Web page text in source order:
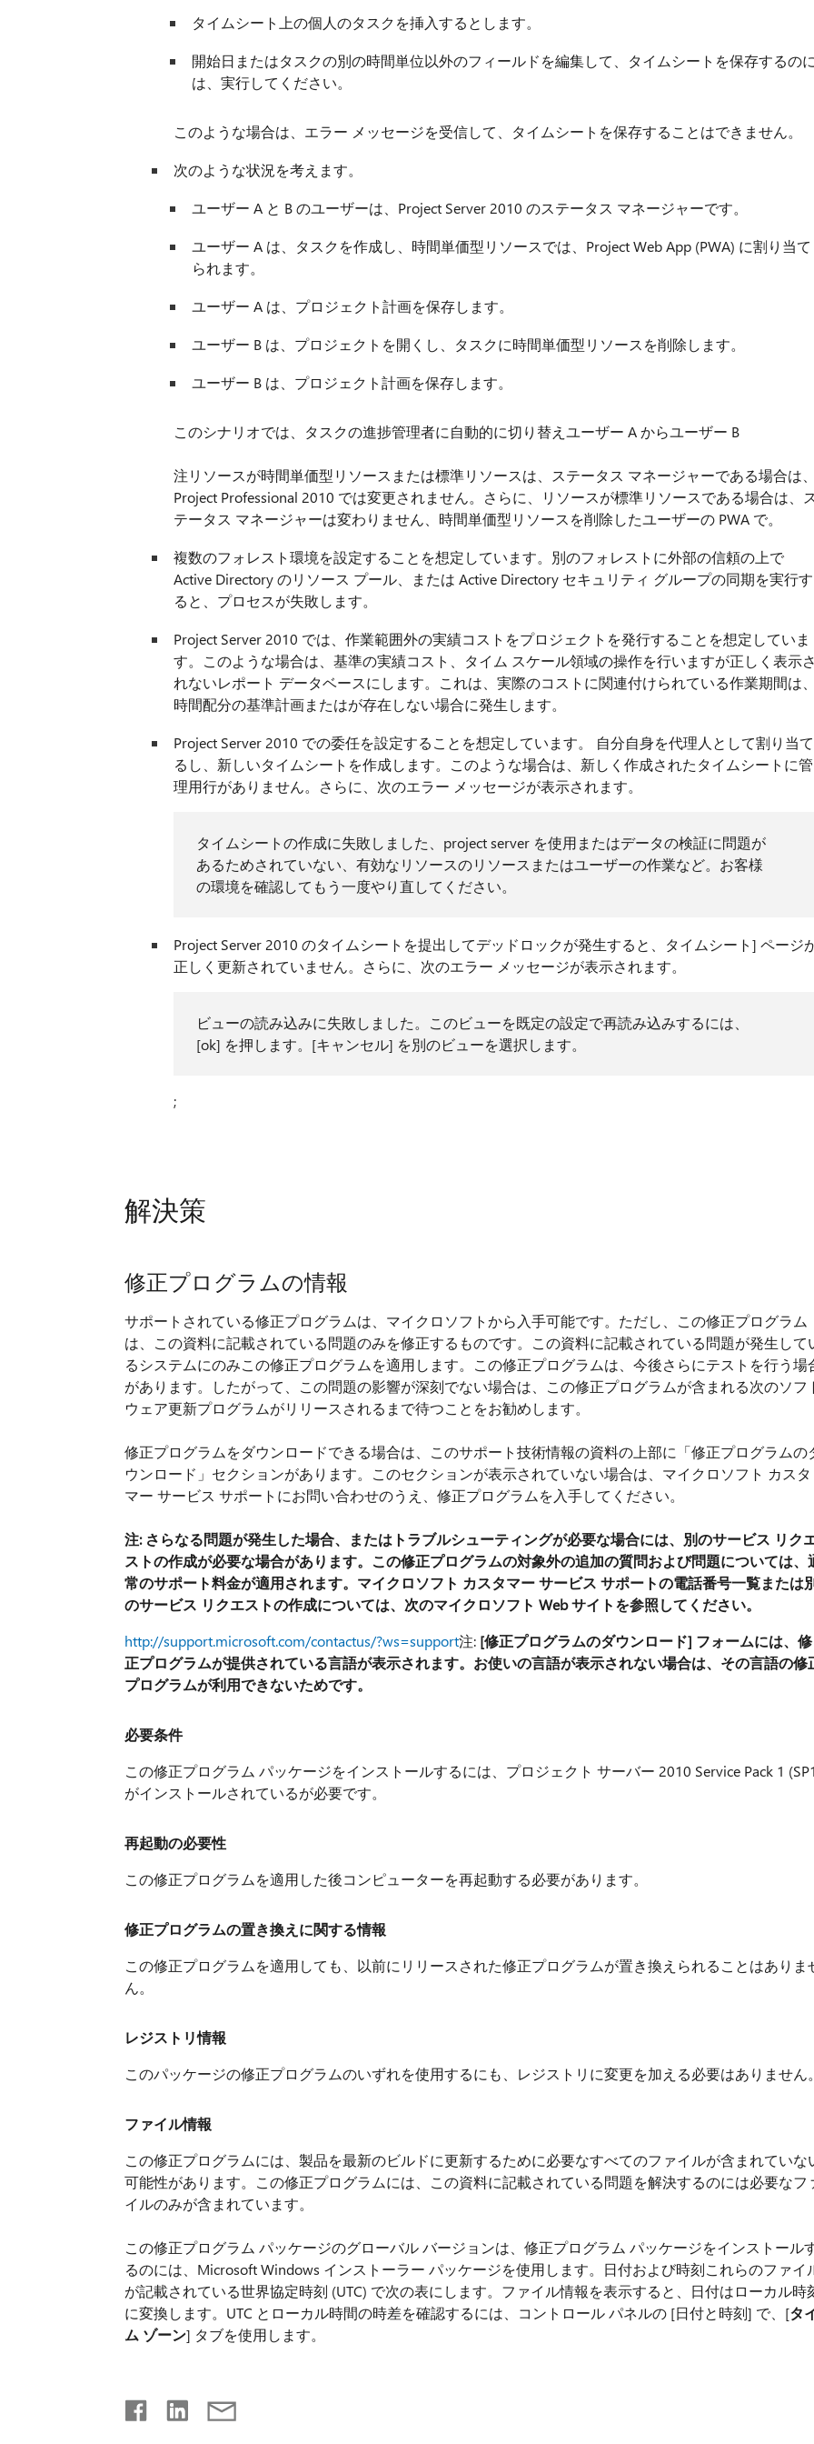
タイムシート上の個人のタスクを挿入するとします。
開始日またはタスクの別の時間単位以外のフィールドを編集して、タイムシートを保存するの
は、実行してください。
このような場合は、エラー メッセージを受信して、タイムシートを保存することはできません。
次のような状況を考えます。
ユーザー A と B のユーザーは、Project Server 2010 のステータス マネージャーです。
ユーザー A は、タスクを作成し、時間単価型リソースでは、Project Web App (PWA) に割り当て
られます。
ユーザー A は、プロジェクト計画を保存します。
ユーザー B は、プロジェクトを開くし、タスクに時間単価型リソースを削除します。
ユーザー B は、プロジェクト計画を保存します。
このシナリオでは、タスクの進捗管理者に自動的に切り替えユーザー A からユーザー B
注リソースが時間単価型リソースまたは標準リソースは、ステータス マネージャーである場合は、
Project Professional 2010 では変更されません。さらに、リソースが標準リソースである場合は、
テータス マネージャーは変わりません、時間単価型リソースを削除したユーザーの PWA で。
複数のフォレスト環境を設定することを想定しています。別のフォレストに外部の信頼の上で
Active Directory のリソース プール、または Active Directory セキュリティ グループの同期を実行す
ると、プロセスが失敗します。
Project Server 2010 では、作業範囲外の実績コストをプロジェクトを発行することを想定していま
す。このような場合は、基準の実績コスト、タイム スケール領域の操作を行いますが正しく表示さ
れないレポート データベースにします。これは、実際のコストに関連付けられている作業期間は、
時間配分の基準計画またはが存在しない場合に発生します。
Project Server 2010 での委任を設定することを想定しています。 自分自身を代理人として割り当て
るし、新しいタイムシートを作成します。このような場合は、新しく作成されたタイムシートに管
理用行がありません。さらに、次のエラー メッセージが表示されます。
タイムシートの作成に失敗しました、project server を使用またはデータの検証に問題が
あるためされていない、有効なリソースのリソースまたはユーザーの作業など。お客様
の環境を確認してもう一度やり直してください。
Project Server 2010 のタイムシートを提出してデッドロックが発生すると、タイムシート] ページ
正しく更新されていません。さらに、次のエラー メッセージが表示されます。
ビューの読み込みに失敗しました。このビューを既定の設定で再読み込みするには、
[ok] を押します。[キャンセル] を別のビューを選択します。
;
解決策
修正プログラムの情報
サポートされている修正プログラムは、マイクロソフトから入手可能です。ただし、この修正プログラム
は、この資料に記載されている問題のみを修正するものです。この資料に記載されている問題が発生して
るシステムにのみこの修正プログラムを適用します。この修正プログラムは、今後さらにテストを行う場
があります。したがって、この問題の影響が深刻でない場合は、この修正プログラムが含まれる次のソフ
ウェア更新プログラムがリリースされるまで待つことをお勧めします。
修正プログラムをダウンロードできる場合は、このサポート技術情報の資料の上部に「修正プログラムの
ウンロード」セクションがあります。このセクションが表示されていない場合は、マイクロソフト カスタ
マー サービス サポートにお問い合わせのうえ、修正プログラムを入手してください。
注: さらなる問題が発生した場合、またはトラブルシューティングが必要な場合には、別のサービス リク
ストの作成が必要な場合があります。この修正プログラムの対象外の追加の質問および問題については、
常のサポート料金が適用されます。マイクロソフト カスタマー サービス サポートの電話番号一覧または
のサービス リクエストの作成については、次のマイクロソフト Web サイトを参照してください。
http://support.microsoft.com/contactus/?ws=support注: [修正プログラムのダウンロード] フォームには、修
正プログラムが提供されている言語が表示されます。お使いの言語が表示されない場合は、その言語の修
プログラムが利用できないためです。
必要条件
この修正プログラム パッケージをインストールするには、プロジェクト サーバー 2010 Service Pack 1
がインストールされているが必要です。
再起動の必要性
この修正プログラムを適用した後コンピューターを再起動する必要があります。
修正プログラムの置き換えに関する情報
この修正プログラムを適用しても、以前にリリースされた修正プログラムが置き換えられることはありま
ん。
レジストリ情報
このパッケージの修正プログラムのいずれを使用するにも、レジストリに変更を加える必要はありません。
ファイル情報
この修正プログラムには、製品を最新のビルドに更新するために必要なすべてのファイルが含まれていな
可能性があります。この修正プログラムには、この資料に記載されている問題を解決するのには必要なフ
イルのみが含まれています。
この修正プログラム パッケージのグローバル バージョンは、修正プログラム パッケージをインストール
るのには、Microsoft Windows インストーラー パッケージを使用します。日付および時刻これらのファイ
が記載されている世界協定時刻 (UTC) で次の表にします。ファイル情報を表示すると、日付はローカル時
に変換します。UTC とローカル時間の時差を確認するには、コントロール パネルの [日付と時刻] で、[タ
ム ゾーン] タブを使用します。